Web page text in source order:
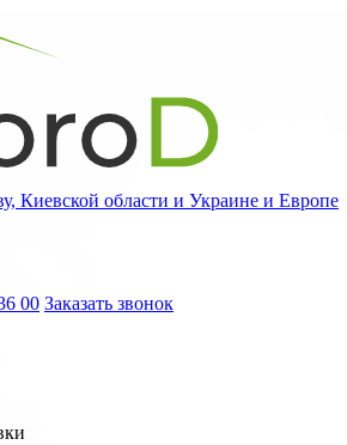
Киевской области и Украине и Европе
00 Заказать звонок